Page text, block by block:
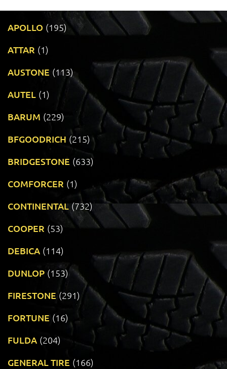
APOLLO (195)
ATTAR (1)
AUSTONE (113)
AUTEL (1)
BARUM (229)
BFGOODRICH (215)
BRIDGESTONE (633)
COMFORCER (1)
CONTINENTAL (732)
COOPER (53)
DEBICA (114)
DUNLOP (153)
FIRESTONE (291)
FORTUNE (16)
FULDA (204)
GENERAL TIRE (166)